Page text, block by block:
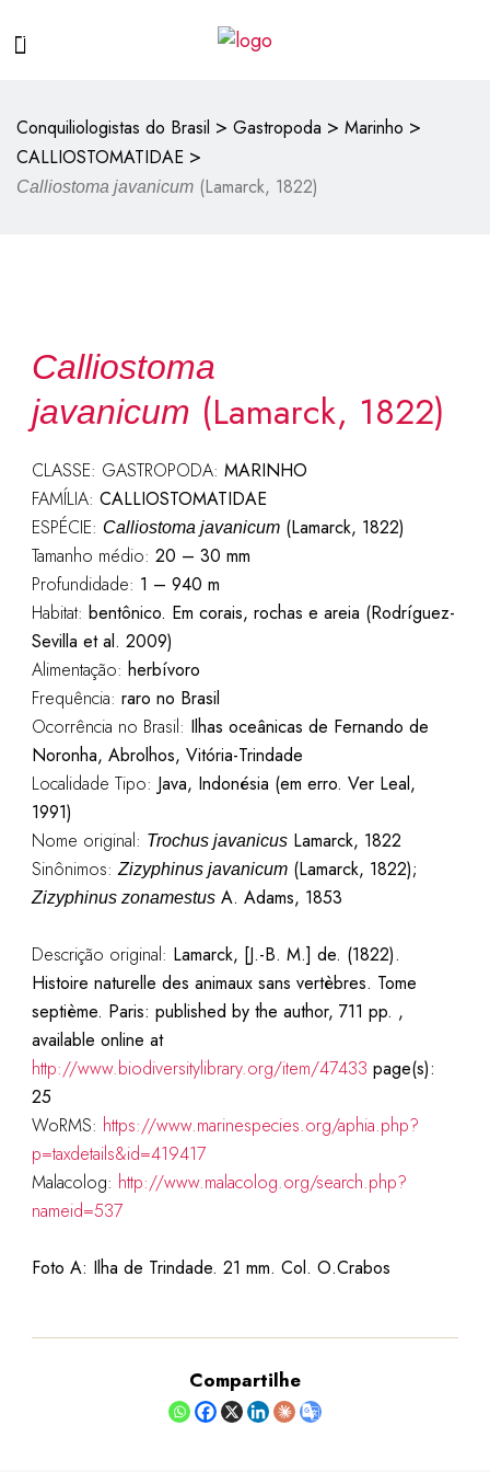
Conquiliologistas do Brasil > Gastropoda > Marinho >
CALLIOSTOMATIDAE >
Calliostoma javanicum (Lamarck, 1822)
Calliostoma
javanicum (Lamarck, 1822)
CLASSE: GASTROPODA: MARINHO
FAMÍLIA: CALLIOSTOMATIDAE
ESPÉCIE: Calliostoma javanicum(Lamarck, 1822)
Tamanho médio: 20 – 30 mm
Profundidade: 1 – 940 m
Habitat: bentônico. Em corais, rochas e areia (Rodríguez-
Sevilla et al. 2009)
Alimentação: herbívoro
Frequência: raro no Brasil
Ocorrência no Brasil: Ilhas oceânicas de Fernando de
Noronha, Abrolhos, Vitória-Trindade
Localidade Tipo: Java, Indonésia (em erro. Ver Leal,
1991)
Nome original: Trochus javanicusLamarck, 1822
Sinônimos:Zizyphinus javanicum(Lamarck, 1822);
Zizyphinus zonamestusA. Adams, 1853
Descrição original: Lamarck, [J.-B. M.] de. (1822).
Histoire naturelle des animaux sans vertèbres. Tome
septième. Paris: published by the author, 711 pp. ,
available online at
http://www.biodiversitylibrary.org/item/47433 page(s):
25
WoRMS: https://www.marinespecies.org/aphia.php?
p=taxdetails&id=419417
Malacolog: http://www.malacolog.org/search.php?
nameid=537
Foto A: Ilha de Trindade. 21 mm. Col. O.Crabos
Compartilhe